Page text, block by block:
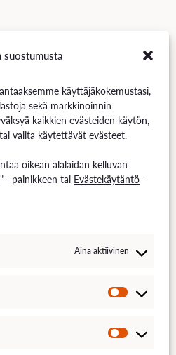
käyttäjäkokemustasi,
sekä markkinoinnin
kaikkien evästeiden käytön,
valita käytettävät evästeet.
oikean alalaidan kelluvan
–painikkeen tai Evästekäytäntö -
Aina aktiivinen